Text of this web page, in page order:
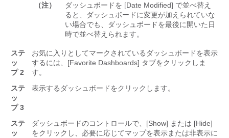
（注）
ダッシュボードを [Date Modified] で並べ替え
ると、ダッシュボードに変更が加えられていな
い場合でも、ダッシュボードを最後に開いた日
時で並べ替えられます。
ステ
ッ
プ 2
お気に入りとしてマークされているダッシュボードを表示
するには、[Favorite Dashboards] タブをクリックしま
す。
ステ
ッ
プ 3
表示するダッシュボードをクリックします。
ステ
ッ
ダッシュボードのコントロールで、[Show] または [Hide]
をクリックし、必要に応じてマップを表示または非表示に